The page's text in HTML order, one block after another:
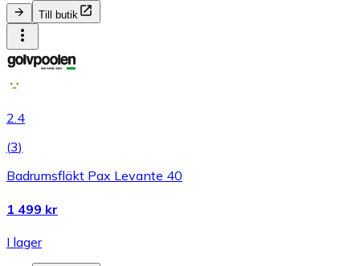
Till butik
2.4
(3)
Badrumsfläkt Pax Levante 40
1 499 kr
I lager